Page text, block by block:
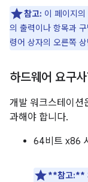
참고: 이 페이지
의 출력이나 항목과
령어 상자의 오른쪽
하드웨어 요구
개발 워크스테이션
과해야 합니다.
64비트 x86
**참고:**